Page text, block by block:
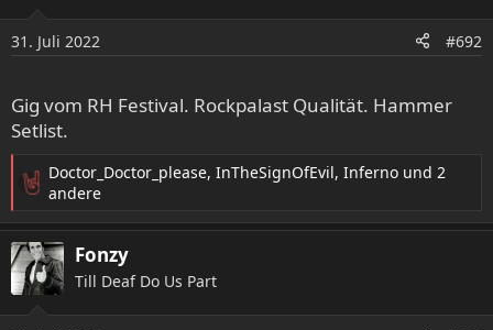
n
:
31. Juli 2022 #692
Gig vom RH Festival. Rockpalast Qualität. Hammer
Setlist.
R
a
k
t
i
o
Doctor_Doctor_please, InTheSignOfEvil, Inferno und 2
andere
Fonzy
Till Deaf Do Us Part